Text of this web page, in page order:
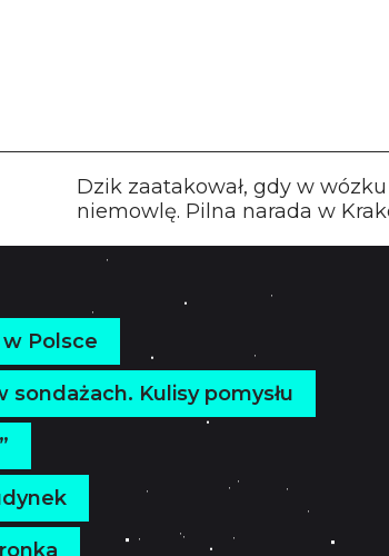
Dzik zaatakował, gdy w wózku
niemowlę. Pilna narada w
Polsce
Kulisy pomysłu